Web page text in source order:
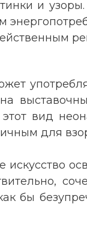
и
вид
для
искусство
бы